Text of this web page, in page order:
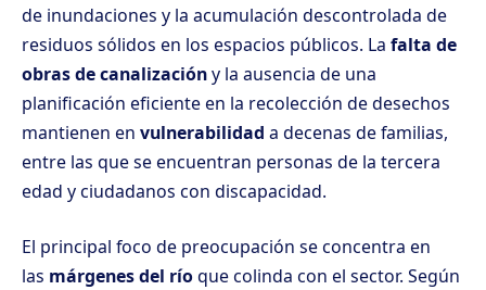
de inundaciones y la acumulación descontrolada de
residuos sólidos en los espacios públicos. La falta de
obras de canalizacióny la ausencia de una
planificación eficiente en la recolección de desechos
mantienen en vulnerabilidad a decenas de familias,
entre las que se encuentran personas de la tercera
edad y ciudadanos con discapacidad.
El principal foco de preocupación se concentra en
las márgenes del ríoque colinda con el sector. Según